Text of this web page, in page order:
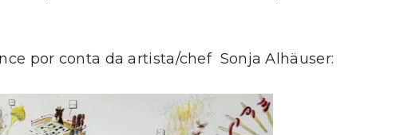
por conta da artista/chef Sonja Alhäuser: